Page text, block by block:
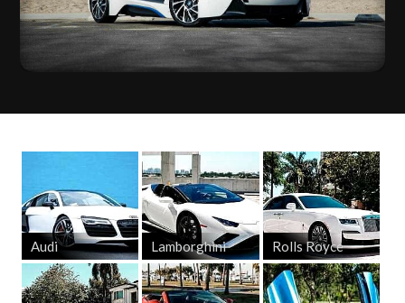
Audi Lamborghini Rolls Royce